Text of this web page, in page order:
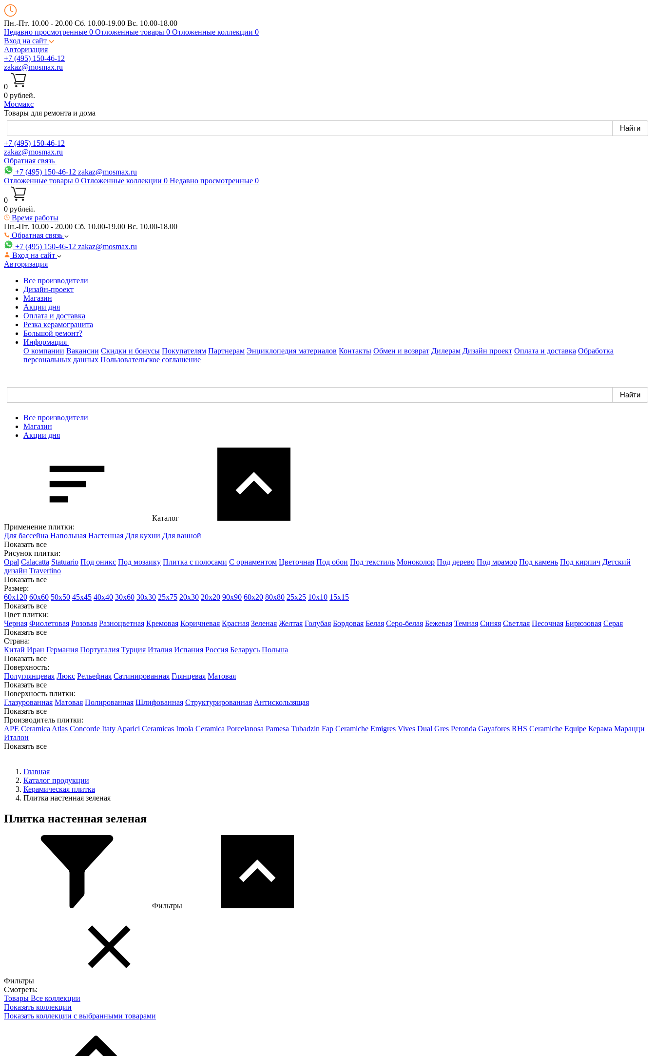
Пн.-Пт. 10.00 - 20.00 Сб. 10.00-19.00 Вс. 10.00-18.00
Недавно просмотренные 0 Отложенные товары 0 Отложенные коллекции 0
Вход на сайт
Авторизация
+7 (495) 150-46-12
zakaz@mosmax.ru
0
0 рублей.
Мосмакс
Товары для ремонта и дома
+7 (495) 150-46-12
zakaz@mosmax.ru
Обратная связь
+7 (495) 150-46-12 zakaz@mosmax.ru
Отложенные товары 0 Отложенные коллекции 0 Недавно просмотренные 0
0
0 рублей.
Время работы
Пн.-Пт. 10.00 - 20.00 Сб. 10.00-19.00 Вс. 10.00-18.00
Обратная связь
+7 (495) 150-46-12 zakaz@mosmax.ru
Вход на сайт
Авторизация
Все производители
Дизайн-проект
Магазин
Акции дня
Оплата и доставка
Резка керамогранита
Большой ремонт?
Информация
О компании Вакансии Скидки и бонусы Покупателям Партнерам Энциклопедия материалов Контакты Обмен и возврат Дилерам Дизайн проект Оплата и доставка Обработка
персональных данных Пользовательское соглашение
Все производители
Магазин
Акции дня
Каталог
Применение плитки:
Для бассейна Напольная Настенная Для кухни Для ванной
Показать все
Рисунок плитки:
Opal Calacatta Statuario Под оникс Под мозаику Плитка с полосами С орнаментом Цветочная Под обои Под текстиль Моноколор Под дерево Под мрамор Под камень Под кирпич Детский
дизайн Travertino
Показать все
Размер:
60х120 60х60 50х50 45х45 40х40 30х60 30х30 25х75 20х30 20х20 90х90 60х20 80х80 25x25 10х10 15х15
Показать все
Цвет плитки:
Черная Фиолетовая Розовая Разноцветная Кремовая Коричневая Красная Зеленая Желтая Голубая Бордовая Белая Cеро-белая Бежевая Темная Синяя Светлая Песочная Бирюзовая Серая
Показать все
Страна:
Китай Иран Германия Португалия Турция Италия Испания Россия Беларусь Польша
Показать все
Поверхность:
Полуглянцевая Люкс Рельефная Сатинированная Глянцевая Матовая
Показать все
Поверхность плитки:
Глазурованная Матовая Полированная Шлифованная Структурированная Антискользящая
Показать все
Производитель плитки:
APE Ceramica Atlas Concorde Itaty Aparici Ceramicas Imola Ceramica Porcelanosa Pamesa Tubadzin Fap Ceramiche Emigres Vives Dual Gres Peronda Gayafores RHS Ceramiche Equipe Керама Марацци
Италон
Показать все
Главная
Каталог продукции
Керамическая плитка
Плитка настенная зеленая
Плитка настенная зеленая
Фильтры
Фильтры
Смотреть:
Товары Все коллекции
Показать коллекции
Показать коллекции с выбранными товарами